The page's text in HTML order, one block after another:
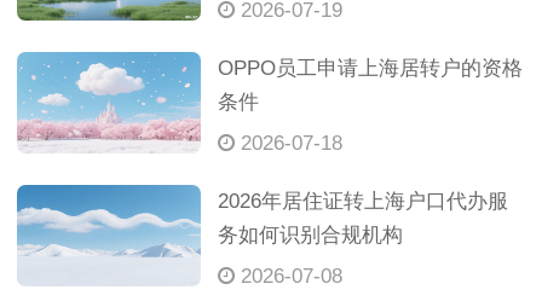
2026-07-19
OPPO员工申请上海居转户的资格
条件
2026-07-18
2026年居住证转上海户口代办服
务如何识别合规机构
2026-07-08